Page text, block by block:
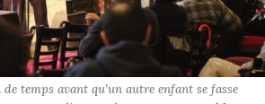
de temps avant qu’un autre enfant se fasse